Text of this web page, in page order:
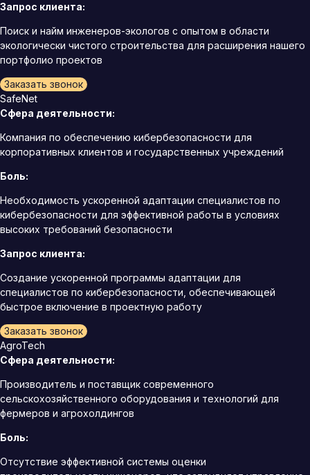
Запрос клиента:
Поиск и найм инженеров-экологов с опытом в области
экологически чистого строительства для расширения нашего
портфолио проектов
Заказать звонок
SafeNet
Сфера деятельности:
Компания по обеспечению кибербезопасности для
корпоративных клиентов и государственных учреждений
Боль:
Необходимость ускоренной адаптации специалистов по
кибербезопасности для эффективной работы в условиях
высоких требований безопасности
Запрос клиента:
Создание ускоренной программы адаптации для
специалистов по кибербезопасности, обеспечивающей
быстрое включение в проектную работу
Заказать звонок
AgroTech
Сфера деятельности:
Производитель и поставщик современного
сельскохозяйственного оборудования и технологий для
фермеров и агрохолдингов
Боль:
Отсутствие эффективной системы оценки